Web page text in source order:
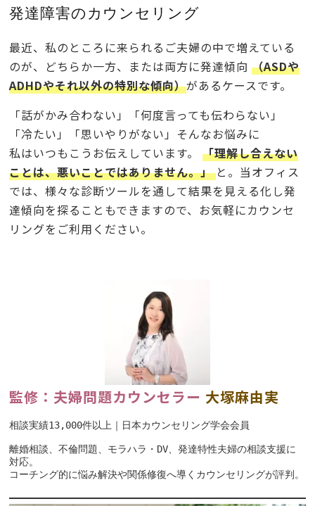
発達障害のカウンセリング
最近、私のところに来られるご夫婦の中で増えている
のが、どちらか一方、または両方に発達傾向（ASDや
ADHDやそれ以外の特別な傾向）があるケースです。
「話がかみ合わない」「何度言っても伝わらない」
「冷たい」「思いやりがない」そんなお悩みに
私はいつもこうお伝えしています。「理解し合えない
ことは、悪いことではありません。」と。当オフィス
では、様々な診断ツールを通して結果を見える化し発
達傾向を探ることもできますので、お気軽にカウンセ
リングをご利用ください。
監修：夫婦問題カウンセラー 大塚麻由実
相談実績13,000件以上｜日本カウンセリング学会会員
離婚相談、不倫問題、モラハラ・DV、発達特性夫婦の相談支援に
対応。
コーチング的に悩み解決や関係修復へ導くカウンセリングが評判。